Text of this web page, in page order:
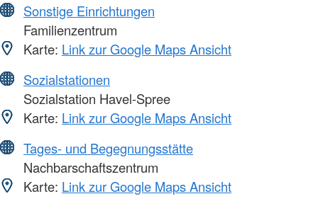
Sonstige Einrichtungen
Familienzentrum
Karte: Link zur Google Maps Ansicht
Sozialstationen
Sozialstation Havel-Spree
Karte: Link zur Google Maps Ansicht
Tages- und Begegnungsstätte
Nachbarschaftszentrum
Karte: Link zur Google Maps Ansicht